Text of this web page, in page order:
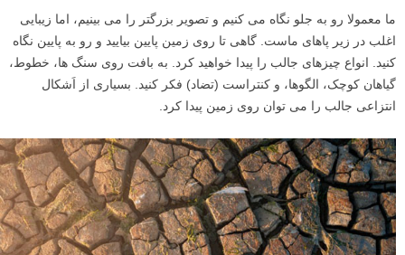
ما معمولا رو به جلو نگاه می کنیم و تصویر بزرگتر را می بینیم، اما زیبایی
اغلب در زیر پاهای ماست. گاهی تا روی زمین پایین بیایید و رو به پایین نگاه
کنید. انواع چیزهای جالب را پیدا خواهید کرد. به بافت روی سنگ ها، خطوط،
گیاهان کوچک، الگوها، و کنتراست (تضاد) فکر کنید. بسیاری از اَشکال
انتزاعی جالب را می توان روی زمین پیدا کرد.